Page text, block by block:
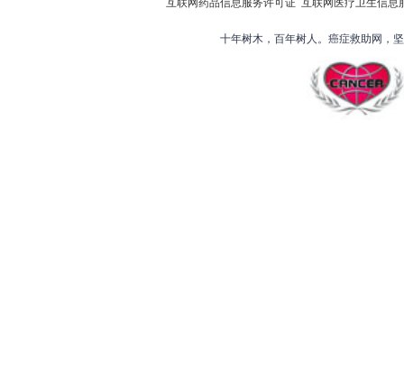
互联网药品信息服务许可证 互联网医疗卫生信息
十年树木，百年树人。癌症救助网，